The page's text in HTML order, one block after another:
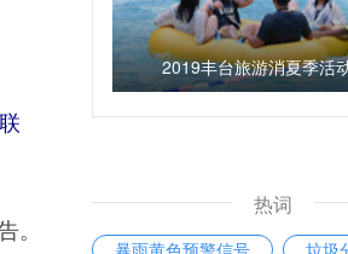
2019丰台旅游消夏季活
热词
暴雨黄色预警信号
垃圾